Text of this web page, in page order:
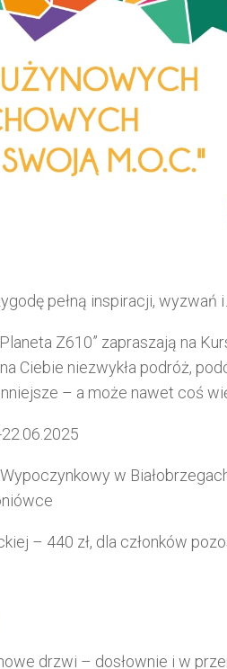
pełną inspiracji, wyzwań
Z610” zapraszają na
Ciebie niezwykła podróż,
– a może nawet coś
w
– 440 zł, dla członków
drzwi – dosłownie i w